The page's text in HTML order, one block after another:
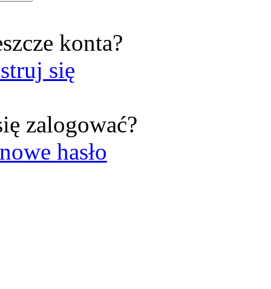
konta?
się
zalogować?
hasło